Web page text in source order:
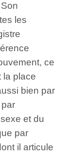
les
ce
la place
bien par
et du
par
il articule